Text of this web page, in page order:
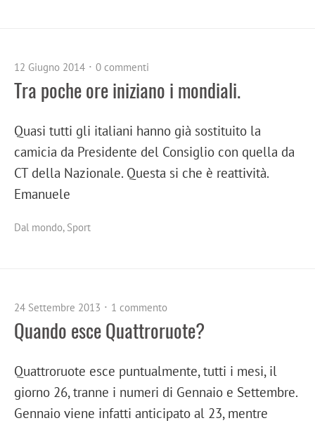
12 Giugno 2014 0 commenti
Tra poche ore iniziano i mondiali.
Quasi tutti gli italiani hanno già sostituito la
camicia da Presidente del Consiglio con quella da
CT della Nazionale. Questa si che è reattività.
Emanuele
Dal mondo, Sport
24 Settembre 2013 1 commento
Quando esce Quattroruote?
Quattroruote esce puntualmente, tutti i mesi, il
giorno 26, tranne i numeri di Gennaio e Settembre.
Gennaio viene infatti anticipato al 23, mentre